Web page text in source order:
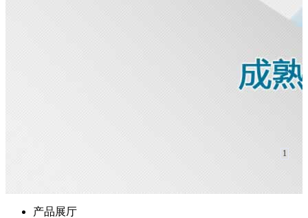
1
产品展厅